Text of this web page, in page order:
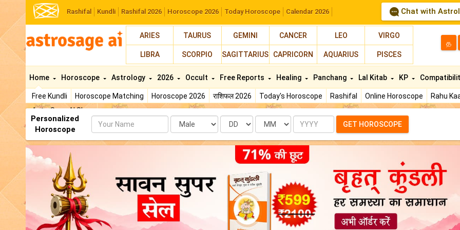
Rashifal Kundli Rashifal 2026 Horoscope 2026 Today Horoscope Calendar 2026 Chat with
ARIES TAURUS GEMINI CANCER LEO VIRGO
LIBRA SCORPIO SAGITTARIUS CAPRICORN AQUARIUS PISCES
த
Home
Free Kundli Horoscope Matching Horoscope 2026 राशिफल 2026 Today's Horoscope Rashifal Online Horoscope Rahu
AstroSage AI Shop
Horoscope Astrology 2026 Occult Free Reports Healing Panchang Lal Kitab KP
Personalized
Horoscope
Name Date Month Year GET HOROSCOPE